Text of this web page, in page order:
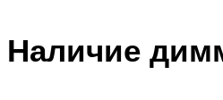
Наличие